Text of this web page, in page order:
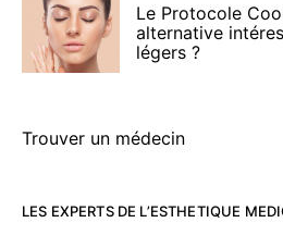
Le Protocole
alternative
légers ?
Trouver un médecin
LES EXPERTS DE L’ESTHETIQUE